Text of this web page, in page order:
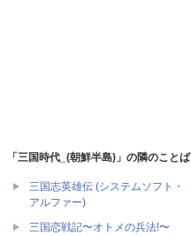
「三国時代_(朝鮮半島)」の隣のことば
三国志英雄伝 (システムソフト・
アルファー)
三国恋戦記〜オトメの兵法!〜